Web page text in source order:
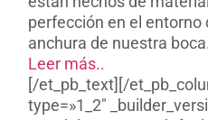
perfección en el entorno
anchura de nuestra boca.
Leer más..
[/et_pb_text][/
type=»1_2″